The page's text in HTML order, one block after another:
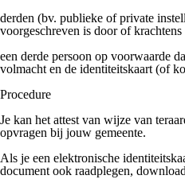
derden (bv. publieke of private
voorgeschreven is door of krachtens
een derde persoon op voorwaarde
volmacht en de identiteitskaart (of
Procedure
Je kan het attest van wijze van
opvragen bij jouw gemeente.
Als je een elektronische
document ook raadplegen,